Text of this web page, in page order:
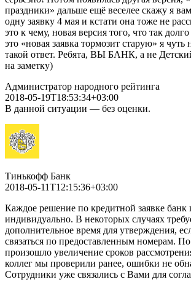
праздники» дальше ещё веселее скажу я
одну заявку 4 мая и кстати она тоже не
это к чему, новая версия того, что так
это «новая заявка тормозит старую» я
такой ответ. Ребята, ВЫ БАНК, а не
на заметку)
Администратор народного рейтинга
2018-05-19T18:53:34+03:00
В данной ситуации — без оценки.
Тинькофф Банк
2018-05-11T12:15:36+03:00
Каждое решение по кредитной заявке банк
индивидуально. В некоторых случаях
дополнительное время для утверждения,
связаться по предоставленным номерам.
произошло увеличение сроков
коллег мы проверили ранее, ошибки не
Сотрудники уже связались с Вами для